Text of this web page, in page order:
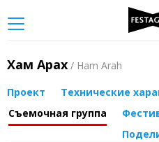
Хам Арах / Ham Arah
Проект
Технические
Съемочная группа